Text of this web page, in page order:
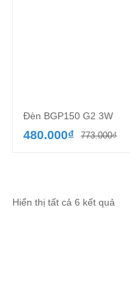
Đèn BGP150 G2 3W
773.000₫Giá
480.000₫
Giá
Hiển thị tất cả 6 kết quả